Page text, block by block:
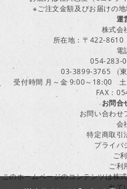
※ご注文金額及びお届けの地
運
株式
所在地：〒422-
電
054-283-
03-3899-3765 （東
受付時間 月～金 9:00～18:00
FAX：
お問合
お問い合わせ
会
特定商取引
プライバ
ご
ご利
このホームページのコンテンツは株
れて